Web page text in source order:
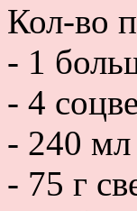
Кол-во
- 1
- 4
- 240 мл
- 75 г